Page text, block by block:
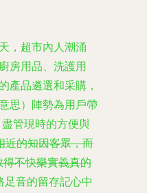
，超市內人潮涌
房用品、洗護用
產品遴選和采購，
思）陣勢為用戶帶
管現時的方便與
近的知因客眾，而
不快樂實義真的
音的留存記心中